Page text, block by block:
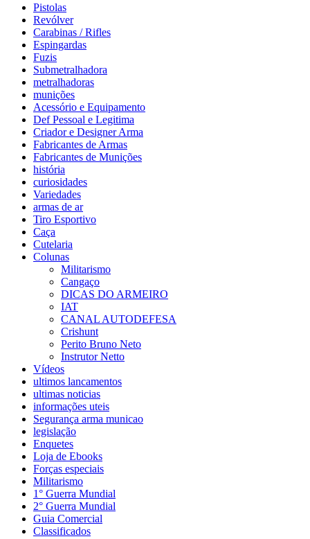
Pistolas
Revólver
Carabinas / Rifles
Espingardas
Fuzis
Submetralhadora
metralhadoras
munições
Acessório e Equipamento
Def Pessoal e Legitima
Criador e Designer Arma
Fabricantes de Armas
Fabricantes de Munições
história
curiosidades
Variedades
armas de ar
Tiro Esportivo
Caça
Cutelaria
Colunas
Militarismo
Cangaço
DICAS DO ARMEIRO
IAT
CANAL AUTODEFESA
Crishunt
Perito Bruno Neto
Instrutor Netto
Vídeos
ultimos lancamentos
ultimas noticias
informações uteis
Segurança arma municao
legislação
Enquetes
Loja de Ebooks
Forças especiais
Militarismo
1° Guerra Mundial
2° Guerra Mundial
Guia Comercial
Classificados